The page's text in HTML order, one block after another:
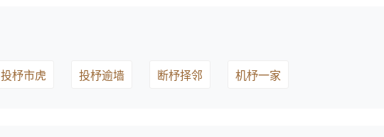
投杼市虎 投杼逾墙 断杼择邻 机杼一家